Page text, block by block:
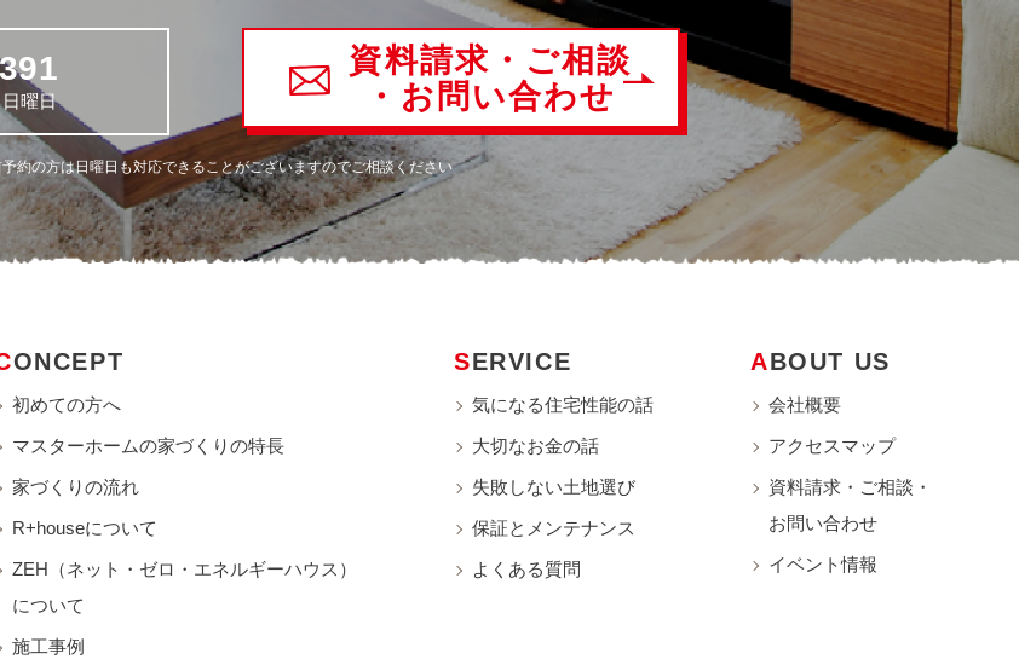
日曜日
資料請求・ご相談
・お問い合わせ
約の方は日曜日も対応できることがございますのでご相談ください
CONCEPT
初めての方へ
マスターホームの家づくりの特長
家づくりの流れ
R+houseについて
ZEH（ネット・ゼロ・エネルギーハウス）
について
施工事例
SERVICE
気になる住宅性能の話
大切なお金の話
失敗しない土地選び
保証とメンテナンス
よくある質問
ABOUT US
会社概要
アクセスマップ
資料請求・ご相談・
お問い合わせ
イベント情報